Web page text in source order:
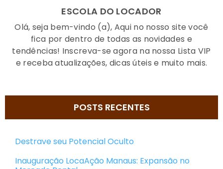
ESCOLA DO LOCADOR
Olá, seja bem-vindo (a), Aqui no nosso site você
fica por dentro de todas as novidades e
tendências! Inscreva-se agora na nossa Lista VIP
e receba atualizações, dicas úteis e muito mais.
POSTS RECENTES
Destrave seu Potencial Oculto
Inauguração LocaAção Manaus: Expansão no